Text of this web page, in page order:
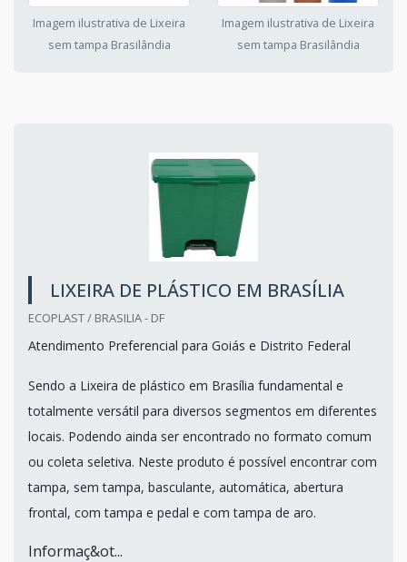
Imagem ilustrativa de Lixeira
sem tampa Brasilândia
Imagem ilustrativa de Lixeira
sem tampa Brasilândia
LIXEIRA DE PLÁSTICO EM BRASÍLIA
ECOPLAST / BRASILIA - DF
Atendimento Preferencial para Goiás e Distrito Federal
Sendo a Lixeira de plástico em Brasília fundamental e
totalmente versátil para diversos segmentos em diferentes
locais. Podendo ainda ser encontrado no formato comum
ou coleta seletiva. Neste produto é possível encontrar com
tampa, sem tampa, basculante, automática, abertura
frontal, com tampa e pedal e com tampa de aro.
Informaç&ot...